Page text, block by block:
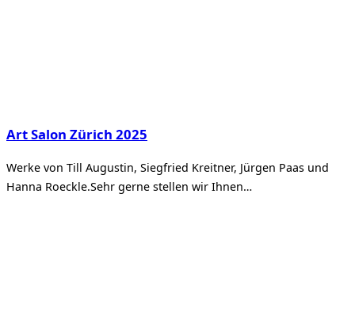
Art Salon Zürich 2025
Werke von Till Augustin, Siegfried Kreitner, Jürgen Paas und
Hanna Roeckle.Sehr gerne stellen wir Ihnen…